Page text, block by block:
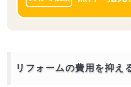
リフォームの費用を抑え